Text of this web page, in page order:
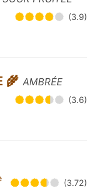
(3.9)
🌾 AMBRÉE
(3.6)
(3.72)